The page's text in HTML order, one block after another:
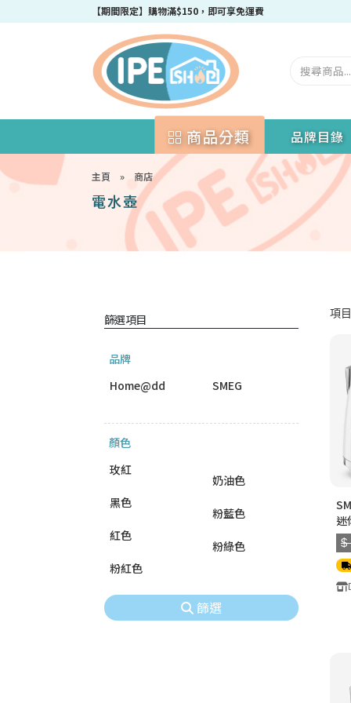
【期間限定】購物滿$150，即可享免運費
商品分類 品牌目錄
主頁 » 商店
電水壺
篩選項目
品牌
Home@dd
SMEG
顏色
玫紅
黑色
紅色
粉紅色
奶油色
粉藍色
粉綠色
篩選
項
迷
$